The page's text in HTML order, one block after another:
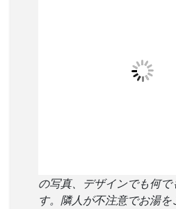
の写真、デザインでも何
す。隣人が不注意でお湯